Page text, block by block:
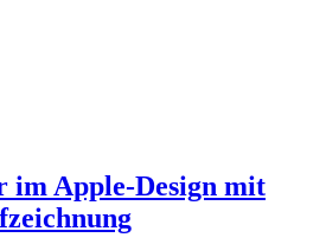
im Apple-Design mit